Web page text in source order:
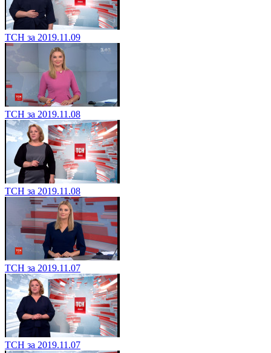
ТСН за 2019.11.09
ТСН за 2019.11.08
ТСН за 2019.11.08
ТСН за 2019.11.07
ТСН за 2019.11.07